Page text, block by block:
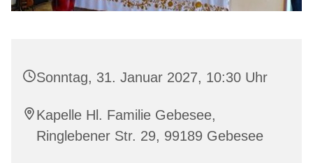
Sonntag, 31. Januar 2027, 10:30 Uhr
Kapelle Hl. Familie Gebesee,
Ringlebener Str. 29, 99189 Gebesee